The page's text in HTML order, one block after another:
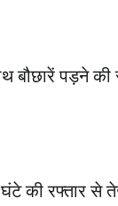
बौछारें पड़ने
घंटे की रफ्तार